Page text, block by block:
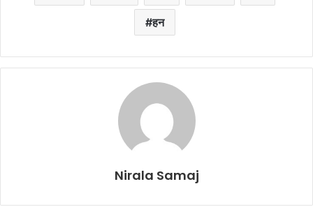
हन
Nirala Samaj